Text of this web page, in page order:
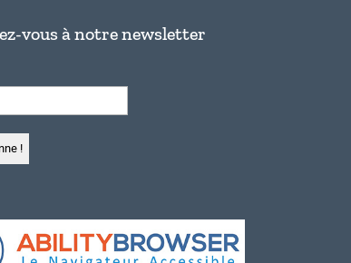
vous à notre newsletter